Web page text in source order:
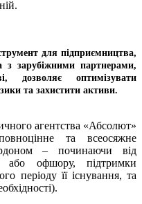
для підприємництва,
зарубіжними партнерами,
дозволяє оптимізувати
та захистити активи.
агентства «Абсолют»
та всеосяжне
– починаючи від
або офшору, підтримки
періоду її існування, та